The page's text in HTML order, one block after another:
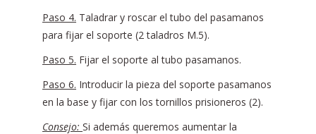
Paso 4. Taladrar y roscar el tubo del pasamanos
para fijar el soporte (2 taladros M.5).
Paso 5. Fijar el soporte al tubo pasamanos.
Paso 6. Introducir la pieza del soporte pasamanos
en la base y fijar con los tornillos prisioneros (2).
Consejo: Si además queremos aumentar la